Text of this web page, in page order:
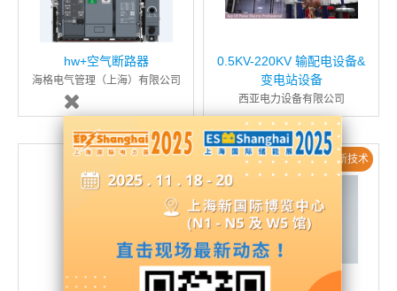
hw+空气断路器
海格电气管理（上海）有限公司
0.5KV-220KV 输配电设备&
变电站设备
西亚电力设备有限公司
新产品 / 新技术